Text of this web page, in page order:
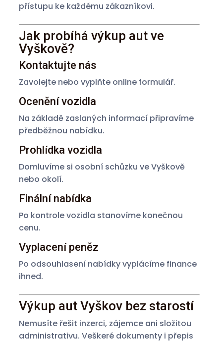
přístupu ke každému zákazníkovi.
Jak probíhá výkup aut ve
Vyškově?
Kontaktujte nás
Zavolejte nebo vyplňte online formulář.
Ocenění vozidla
Na základě zaslaných informací připravíme
předběžnou nabídku.
Prohlídka vozidla
Domluvíme si osobní schůzku ve Vyškově
nebo okolí.
Finální nabídka
Po kontrole vozidla stanovíme konečnou
cenu.
Vyplacení peněz
Po odsouhlasení nabídky vyplácíme finance
ihned.
Výkup aut Vyškov bez starostí
Nemusíte řešit inzerci, zájemce ani složitou
administrativu. Veškeré dokumenty i přepis